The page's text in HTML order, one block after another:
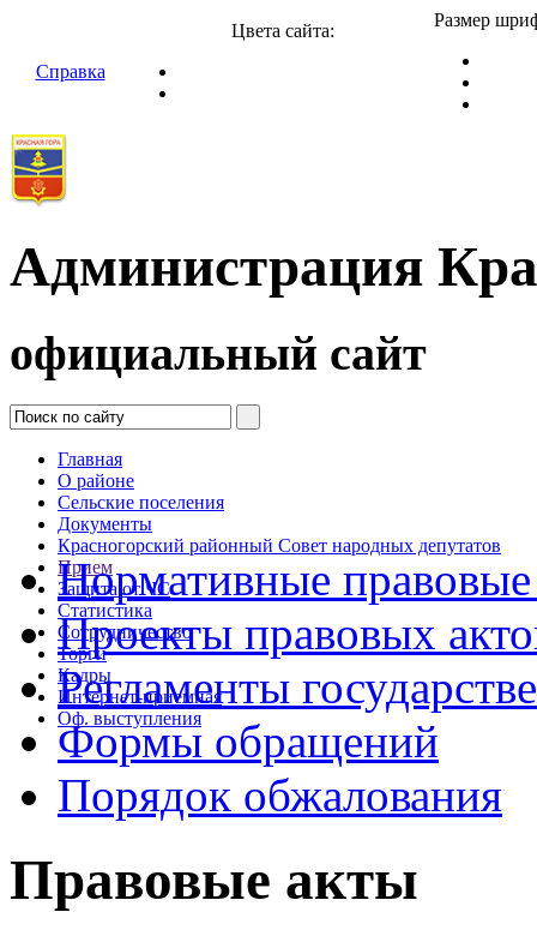
Справка
Цвета сайта:
Размер
Администрация
официальный сайт
Главная
О районе
Сельские поселения
Документы
Красногорский районный Совет народных депутатов
Прием
Защита от ЧС
Статистика
Сотрудничество
Торги
Кадры
Интернет-приемная
Оф. выступления
Нормативные
Проекты правовых
Регламенты
Формы обращений
Порядок обжалования
Правовые акты